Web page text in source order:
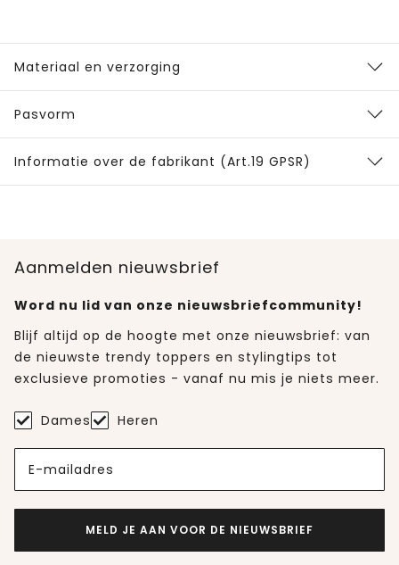
Materiaal en verzorging
Pasvorm
Informatie over de fabrikant (Art.19 GPSR)
Aanmelden nieuwsbrief
Word nu lid van onze nieuwsbriefcommunity!
Blijf altijd op de hoogte met onze nieuwsbrief: van
de nieuwste trendy toppers en stylingtips tot
exclusieve promoties - vanaf nu mis je niets meer.
Dames Heren
E-mailadres
MELD JE AAN VOOR DE NIEUWSBRIEF